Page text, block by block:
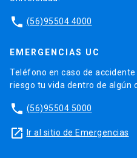
phone (56)95504 4000
EMERGENCIAS UC
Teléfono en caso de
riesgo tu vida dentro de algún
phone (56)95504 5000
launch Ir al sitio de Emergencias